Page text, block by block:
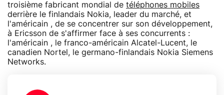
troisième fabricant mondial de téléphones mobiles
derrière le finlandais Nokia, leader du marché, et
l'américain , de se concentrer sur son développement,
à Ericsson de s'affirmer face à ses concurrents :
l'américain , le franco-américain Alcatel-Lucent, le
canadien Nortel, le germano-finlandais Nokia Siemens
Networks.